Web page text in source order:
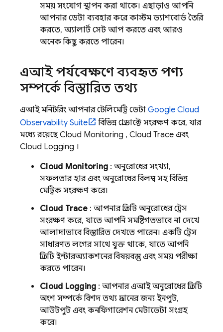
সময় সংযোগ স্থাপন করা থাকে। এছাড়াও আপনি
আপনার ডেটা ব্যবহার করে কাস্টম ড্যাশবোর্ড তৈরি
করতে, অ্যালার্ট সেট আপ করতে এবং আরও
অনেক কিছু করতে পারেন।
এআই পর্যবেক্ষণে ব্যবহৃত পণ্য
সম্পর্কে বিস্তারিত তথ্য
এআই মনিটরিং আপনার টেলিমেট্রি ডেটা Google Cloud
Observability Suite
বিভিন্ন প্রোডাক্টে সংরক্ষণ করে, যার
মধ্যে রয়েছেCloud Monitoring , Cloud Trace এবং
Cloud Logging ।
Cloud Monitoring : অনুরোধের সংখ্যা,
সফলতার হার এবং অনুরোধের বিলম্ব সহ বিভিন্ন
মেট্রিক সংরক্ষণ করে।
Cloud Trace: আপনার প্রতিটি অনুরোধের ট্রেস
সংরক্ষণ করে, যাতে আপনি সমষ্টিগতভাবে না দেখে
আলাদাভাবে বিস্তারিত দেখতে পারেন। একটি ট্রেস
সাধারণত লগের সাথে যুক্ত থাকে, যাতে আপনি
প্রতিটি ইন্টারঅ্যাকশনের বিষয়বস্তু এবং সময় পরীক্ষা
করতে পারেন।
Cloud Logging : আপনার এআই অনুরোধের প্রতিটি
অংশ সম্পর্কে বিশদ তথ্য প্রদানের জন্য ইনপুট,
আউটপুট এবং কনফিগারেশন মেটাডেটা সংগ্রহ
করে।